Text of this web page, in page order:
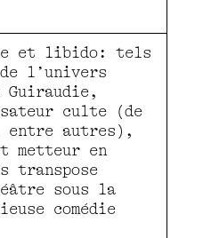
et libido: tels
l’univers
culte (de
entre autres),
metteur en
transpose
sous la
comédie